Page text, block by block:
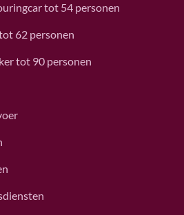
tot 54 personen
62 personen
tot 90 personen